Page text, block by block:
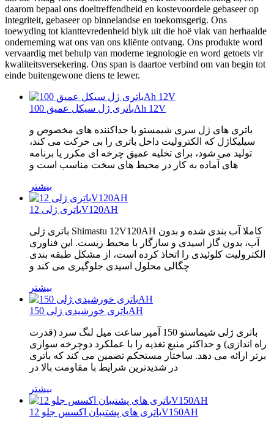
daarom bepaal ons doeltreffendheid en kostevoordele gebaseer op
integriteit, gebaseer op binnelandse en toekomsgerig. Ons
toewyding tot klanttevredenheid blyk uit die hoë vlak van herhaalde
onderneming wat ons van ons kliënte ontvang. Ons produkte word
vervaardig met behulp van moderne tegnologie en word getoets vir
kwaliteitsversekering. Ons span is daartoe verbind om van begin tot
einde buitengewone diens te lewer.
باتری ژل سیکل عمیق 100Ah 12V
باتری های ژل سری شیمستو با جداکننده های مخصوص و
سیلیکاژل که الکترولیت داخل باتری را بی حرکت می کند،
تولید می شود، برای تخلیه عمیق چرخه ای مکرر یا برنامه
های آماده به کار در محیط های سخت مناسب است و
بیشتر
باتری ژلی 12V120AH
باتری ژلی Shimastu 12V120AH کاملا آب بندی شده و بدون
آب، بدون گاز اسیدی و سازگار با محیط زیست. این فناوری
الکترولیت کلوئیدی را اتخاذ کرده است، از مشکل طبقه بندی
چگالی محلول اسیدی جلوگیری می کند و
بیشتر
باتری خورشیدی ژلی 150AH
باتری ژلی شیماستو 150 آمپر ساعت میل لنگ سرد (قدرت
راه اندازی) و حداکثر منبع تغذیه را با عملکرد دوچرخه سواری
برتر ارائه می دهد. ساختار مستحکم تضمین می کند که باتری
در شدیدترین شرایط با مقاومت بالا در
بیشتر
باتری های پشتیبان اکسس جلو 12V150AH